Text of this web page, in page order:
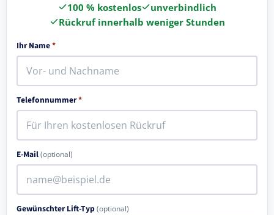
100 % kostenlos
unverbindlich
Rückruf innerhalb weniger Stunden
Ihr Name*
Telefonnummer*
E-Mail(optional)
Gewünschter Lift-Typ(optional)